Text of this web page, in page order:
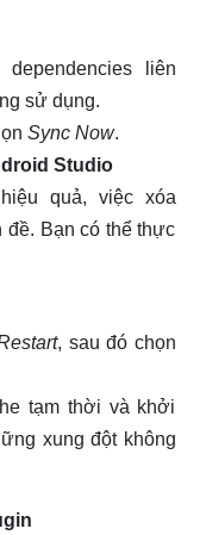
liên
sử dụng.
Sync Now.
Studio
quả, việc xóa
đề. Bạn có thể thực
, sau đó chọn
tạm thời và khởi
xung đột không